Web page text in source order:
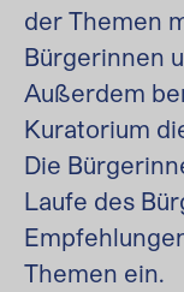
der Themen
Bürgerinnen
Außerdem
Kuratorium
Die
Laufe des
Themen ein.